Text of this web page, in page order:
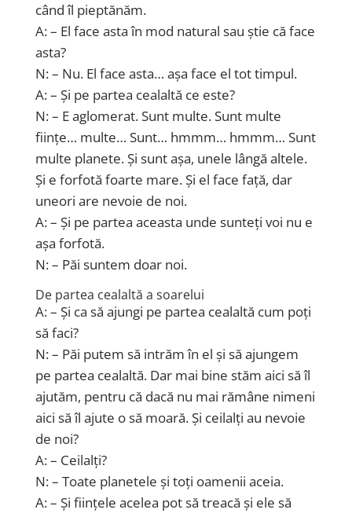
când îl pieptănăm.
A: – El face asta în mod natural sau știe că face
asta?
N: – Nu. El face asta… așa face el tot timpul.
A: – Și pe partea cealaltă ce este?
N: – E aglomerat. Sunt multe. Sunt multe
ființe… multe… Sunt… hmmm… hmmm… Sunt
multe planete. Și sunt așa, unele lângă altele.
Și e forfotă foarte mare. Și el face față, dar
uneori are nevoie de noi.
A: – Și pe partea aceasta unde sunteți voi nu e
așa forfotă.
N: – Păi suntem doar noi.
De partea cealaltă a soarelui
A: – Și ca să ajungi pe partea cealaltă cum poți
să faci?
N: – Păi putem să intrăm în el și să ajungem
pe partea cealaltă. Dar mai bine stăm aici să îl
ajutăm, pentru că dacă nu mai rămâne nimeni
aici să îl ajute o să moară. Și ceilalți au nevoie
de noi?
A: – Ceilalți?
N: – Toate planetele și toți oamenii aceia.
A: – Și ființele acelea pot să treacă și ele să